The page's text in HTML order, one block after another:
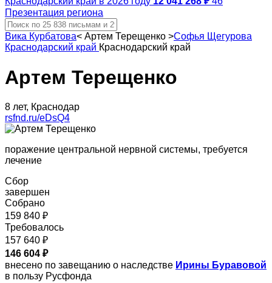
Презентация региона
Вика Курбатова< Артем Терещенко >Софья Щегурова
Краснодарский край Краснодарский край
Артем Терещенко
8 лет, Краснодар
rsfnd.ru/eDsQ4
поражение центральной нервной системы, требуется
лечение
Сбор
завершен
Собрано
159 840 ₽
Требовалось
157 640 ₽
146 604 ₽
внесено по завещанию о наследстве Ирины Буравовой
в пользу Русфонда